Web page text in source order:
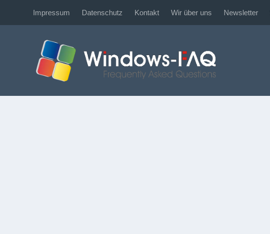
Impressum Datenschutz Kontakt Wir über uns Newsletter